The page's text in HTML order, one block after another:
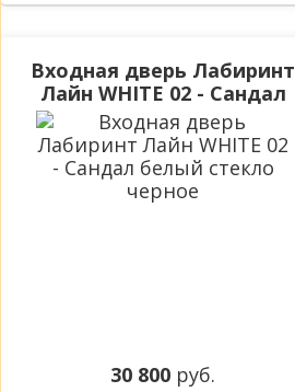
Входная дверь Лабиринт
Лайн WHITE 02 - Сандал
белый стекло черное
30 800 руб.